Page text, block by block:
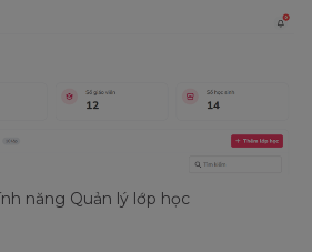
năng Quản lý lớp học